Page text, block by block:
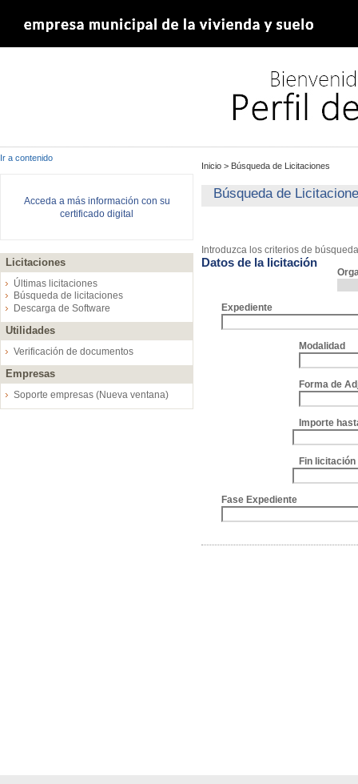
Ir a contenido
Acceda a más información con su
certificado digital
Licitaciones
Últimas licitaciones
Búsqueda de licitaciones
Descarga de Software
Utilidades
Verificación de documentos
Empresas
Soporte empresas (Nueva ventana)
Inicio > Búsqueda de Licitaciones
Búsqueda de
Introduzca los criterios de
Datos de la licitación
Expediente
Modalidad
Forma de
Importe
Fin
Fase Expediente